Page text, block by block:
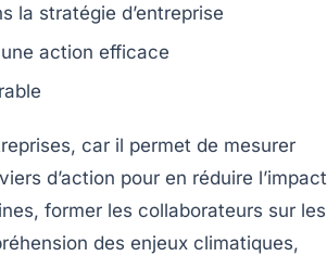
la stratégie d’entreprise
action efficace
car il permet de mesurer
d’action pour en réduire l’impact
, former les collaborateurs sur les
des enjeux climatiques,